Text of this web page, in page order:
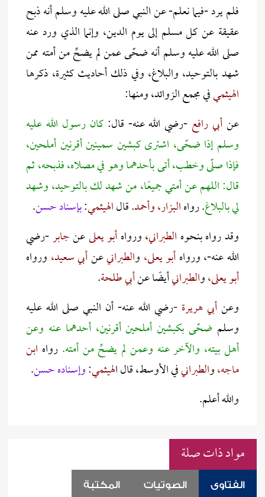
فلم يرد -فيما نعلم- عن النبي صلى الله عليه وسلم أنه ذبح
عقيقة عن كل مسلم إلى يوم الدين، وإنما الذي ورد عنه
صلى الله عليه وسلم أنه ضحّى عمن لم يضحِّ من أمته ممن
شهد بالتوحيد، والبلاغ، وفي ذلك أحاديث كثيرة، ذكرها
الهيثميفي مجمع الزوائد، ومنها:
عنأبي رافع -رضي الله عنه- قال:كان رسول الله عليه
وسلم إذا ضحّى، اشترى كبشين سمينين أقرنين أملحين،
فإذا صلّى وخطب، أتى بأحدهما وهو في مصلاه، فذبحه، ثم
قال: اللهم عن أمتي جميعًا، من شهد لك بالتوحيد، وشهد
لي بالبلاغ. رواهالبزار، وأحمد. قالالهيثمي:بإسناد حسن.
وقد رواه بنحوه الطبراني، ورواهأبو يعلىعنجابر-رضي
الله عنه-، ورواهأبو يعلى، والطبرانيعنأبي سعيد، ورواه
أبو يعلى،والطبرانيأيضًا عنأبي طلحة.
وعنأبي هريرة -رضي الله عنه- أن النبي صلى الله عليه
وسلم ضحّى بكبشين أملحين أقرنين، أحدهما عنه وعن
أهل بيته، والآخر عنه وعمن لم يضحِّ من أمته. رواه ابن
ماجه،والطبرانيفي الأوسط، قال الهيثمي:وإسناده حسن.
والله أعلم.
مواد ذات صلة
الفتاوى الصوتيات المكتبة